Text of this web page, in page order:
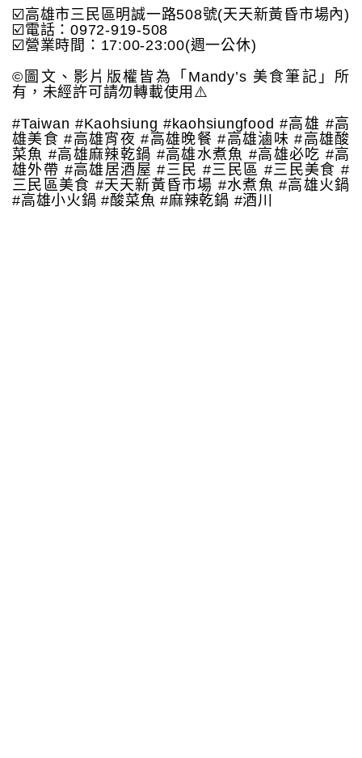
☑️高雄市三民區明誠一路508號(天天新黃昏市場內)
☑️電話：0972-919-508
☑️營業時間：17:00-23:00(週一公休)
©️圖文、影片版權皆為「Mandy’s 美食筆記」所
有，未經許可請勿轉載使用⚠️
#Taiwan #Kaohsiung #kaohsiungfood #高雄 #高
雄美食 #高雄宵夜 #高雄晚餐 #高雄滷味 #高雄酸
菜魚 #高雄麻辣乾鍋 #高雄水煮魚 #高雄必吃 #高
雄外帶 #高雄居酒屋 #三民 #三民區 #三民美食 #
三民區美食 #天天新黃昏市場 #水煮魚 #高雄火鍋
#高雄小火鍋 #酸菜魚 #麻辣乾鍋 #酒川